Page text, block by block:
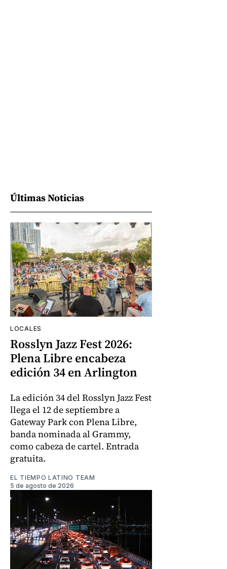
Últimas Noticias
LOCALES
Rosslyn Jazz Fest 2026:
Plena Libre encabeza
edición 34 en Arlington
La edición 34 del Rosslyn Jazz Fest
llega el 12 de septiembre a
Gateway Park con Plena Libre,
banda nominada al Grammy,
como cabeza de cartel. Entrada
gratuita.
EL TIEMPO LATINO TEAM
5 de agosto de 2026